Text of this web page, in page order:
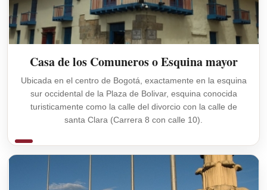
Casa de los Comuneros o Esquina mayor
Ubicada en el centro de Bogotá, exactamente en la esquina
sur occidental de la Plaza de Bolivar, esquina conocida
turisticamente como la calle del divorcio con la calle de
santa Clara (Carrera 8 con calle 10).